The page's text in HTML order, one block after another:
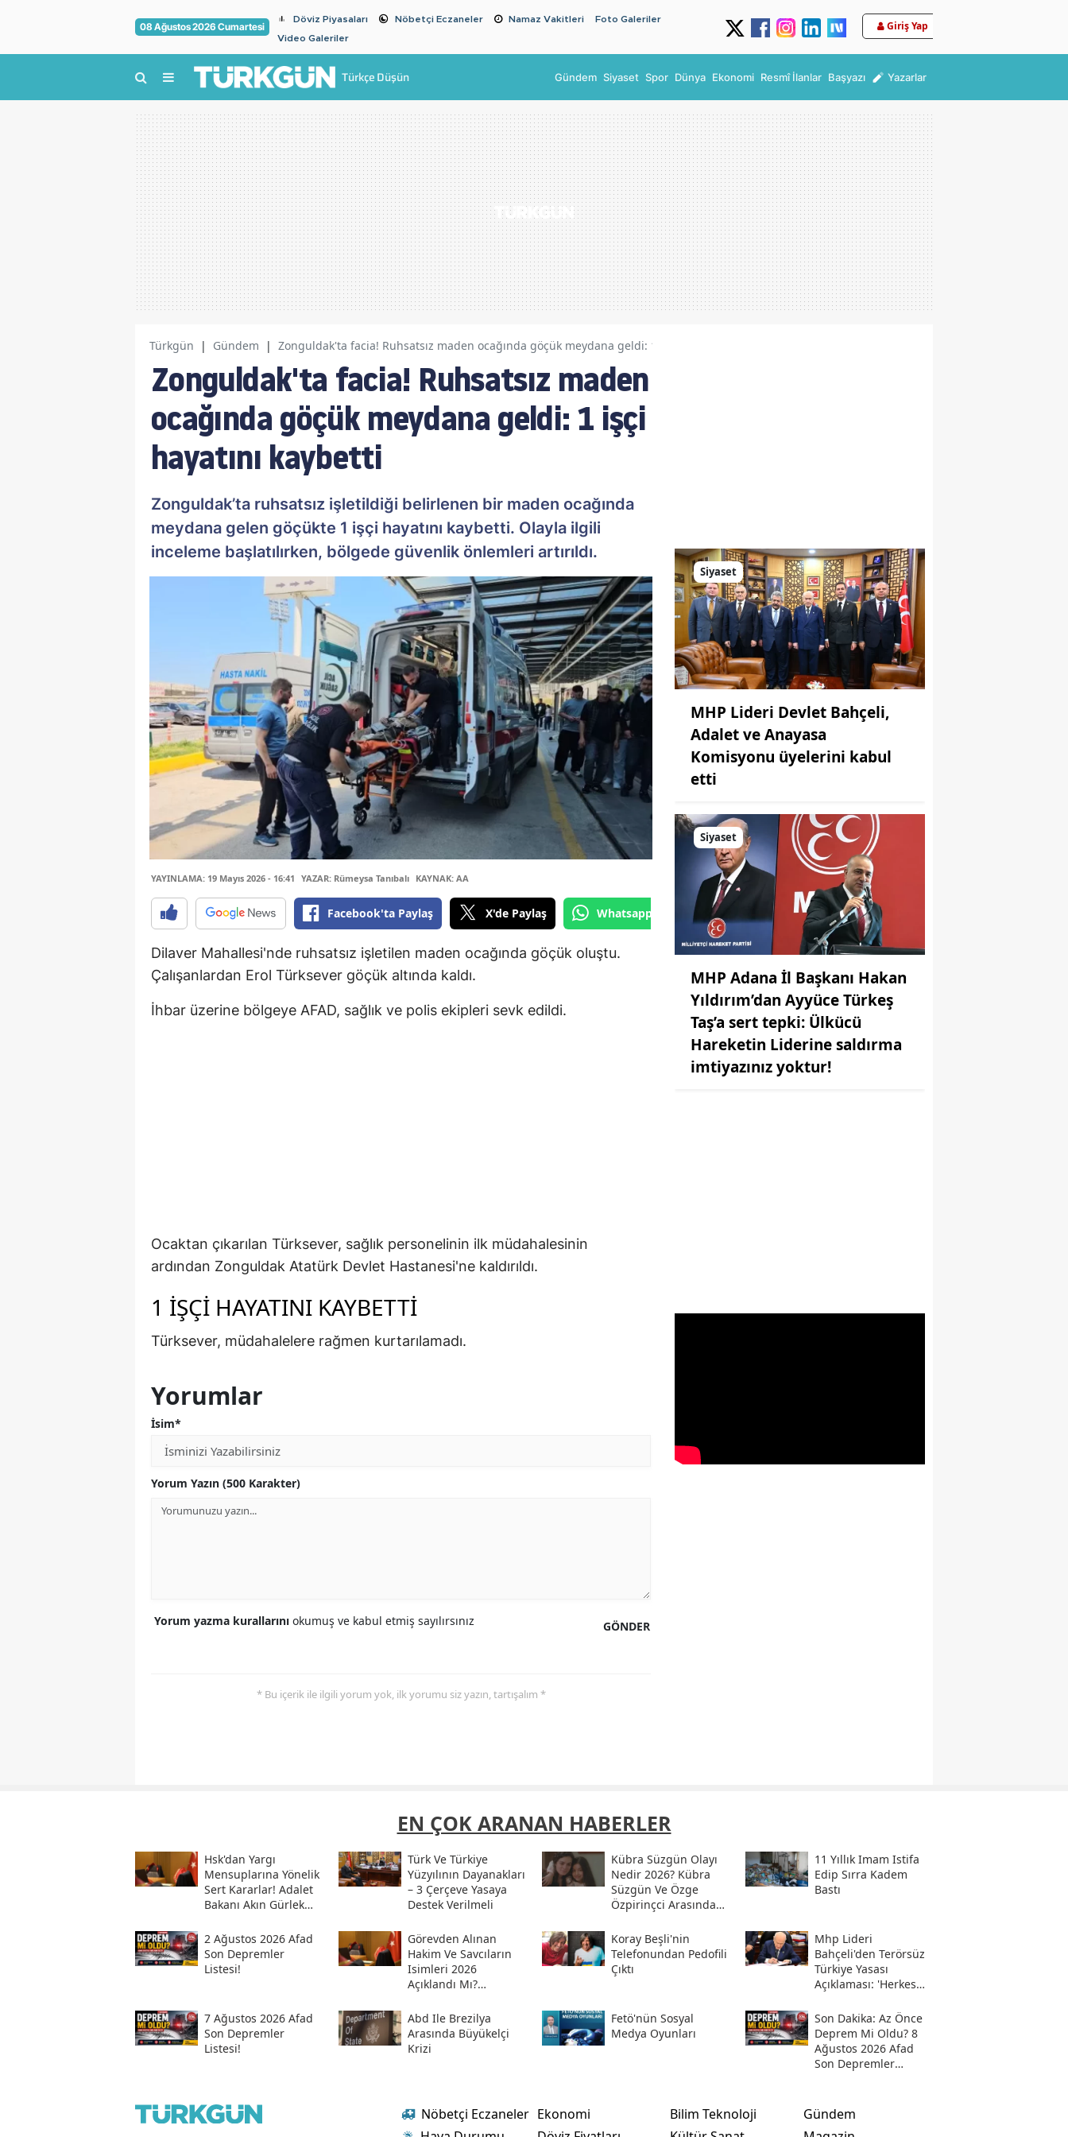
08 Ağustos 2026 Cumartesi
Döviz Piyasaları Nöbetçi Eczaneler Namaz Vakitleri
Foto Galeriler
Video Galeriler
Giriş Yap
Türkçe Düşün Gündem Siyaset Spor Dünya Ekonomi Resmî İlanlar Başyazı Yazarlar
Türkgün | Gündem | Zonguldak'ta facia! Ruhsatsız maden ocağında göçük meydana geldi: 1 işçi hayatını kaybetti
Zonguldak'ta facia! Ruhsatsız maden
ocağında göçük meydana geldi: 1 işçi
hayatını kaybetti
Zonguldak’ta ruhsatsız işletildiği belirlenen bir maden ocağında
meydana gelen göçükte 1 işçi hayatını kaybetti. Olayla ilgili
inceleme başlatılırken, bölgede güvenlik önlemleri artırıldı.
YAYINLAMA: 19 Mayıs 2026 - 16:41 YAZAR: Rümeysa Tanıbalı KAYNAK: AA
Facebook'ta Paylaş X'de Paylaş Whatsapp'tan Gönder
Dilaver Mahallesi'nde ruhsatsız işletilen maden ocağında göçük oluştu.
Çalışanlardan Erol Türksever göçük altında kaldı.
İhbar üzerine bölgeye AFAD, sağlık ve polis ekipleri sevk edildi.
Ocaktan çıkarılan Türksever, sağlık personelinin ilk müdahalesinin
ardından Zonguldak Atatürk Devlet Hastanesi'ne kaldırıldı.
1 İŞÇİ HAYATINI KAYBETTİ
Türksever, müdahalelere rağmen kurtarılamadı.
Yorumlar
İsim*
Yorum Yazın (500 Karakter)
GÖNDER
Yorum yazma kurallarını okumuş ve kabul etmiş sayılırsınız
* Bu içerik ile ilgili yorum yok, ilk yorumu siz yazın, tartışalım *
Siyaset
MHP Lideri Devlet Bahçeli,
Adalet ve Anayasa
Komisyonu üyelerini kabul
etti
Siyaset
MHP Adana İl Başkanı Hakan
Yıldırım’dan Ayyüce Türkeş
Taş’a sert tepki: Ülkücü
Hareketin Liderine saldırma
imtiyazınız yoktur!
EN ÇOK ARANAN HABERLER
Hsk'dan Yargı
Mensuplarına Yönelik
Sert Kararlar! Adalet
Bakanı Akın Gürlek
Hesabından Açıkladı
Türk Ve Türkiye
Yüzyılının Dayanakları
– 3 Çerçeve Yasaya
Destek Verilmeli
Kübra Süzgün Olayı
Nedir 2026? Kübra
Süzgün Ve Özge
Özpirinçci Arasında
11 Yıllık Imam Istifa
Edip Sırra Kadem
Bastı
2 Ağustos 2026 Afad
Son Depremler
Listesi!
Görevden Alınan
Hakim Ve Savcıların
Isimleri 2026
Açıklandı Mı?
Edilen Hakim Ve
Savcılar Isim Listesi
Koray Beşli'nin
Telefonundan Pedofili
Çıktı
Mhp Lideri
Bahçeli'den Terörsüz
Türkiye Yasası
Açıklaması: 'herkes
7 Ağustos 2026 Afad
Son Depremler
Listesi!
Abd Ile Brezilya
Arasında Büyükelçi
Krizi
Fetö'nün Sosyal
Medya Oyunları
Son Daki̇ka: Az Önce
Deprem Mi Oldu? 8
Ağustos 2026 Afad
Son Depremler
Nöbetçi Eczaneler Ekonomi
Bilim Teknoloji
Gündem